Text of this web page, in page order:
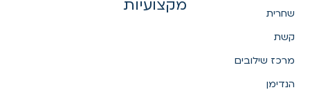
שחרית
קשת
מרכז שילובים
הנדימן
מקצועיות